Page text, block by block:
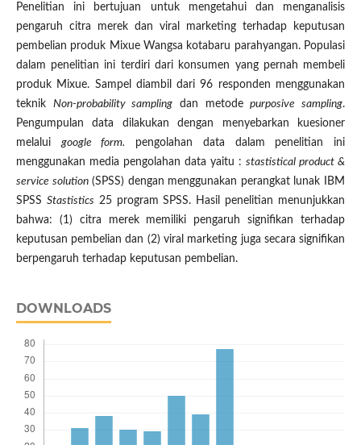
Penelitian ini bertujuan untuk mengetahui dan menganalisis
pengaruh citra merek dan viral marketing terhadap keputusan
pembelian produk Mixue Wangsa kotabaru parahyangan. Populasi
dalam penelitian ini terdiri dari konsumen yang pernah membeli
produk Mixue. Sampel diambil dari 96 responden menggunakan
teknik Non-probability sampling dan metodepurposive sampling.
Pengumpulan data dilakukan dengan menyebarkan kuesioner
melaluigoogle form.
pengolahan data dalam penelitian ini
menggunakan media pengolahan data yaitu :stastistical product &
service solution(SPSS) dengan menggunakan perangkat lunak IBM
SPSS Stastistics 25 program SPSS. Hasil penelitian menunjukkan
bahwa: (1) citra merek memiliki pengaruh signifikan terhadap
keputusan pembelian dan (2) viral marketing juga secara signifikan
berpengaruh terhadap keputusan pembelian.
DOWNLOADS